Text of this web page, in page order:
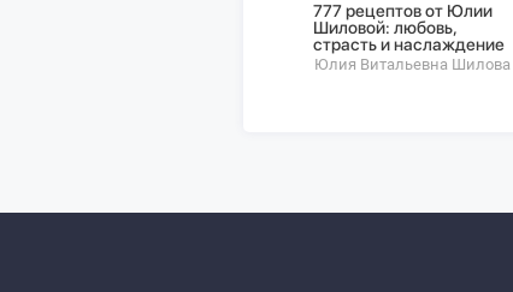
777 рецептов от Юлии
Шиловой: любовь,
страсть и наслаждение
Юлия Витальевна Шилова